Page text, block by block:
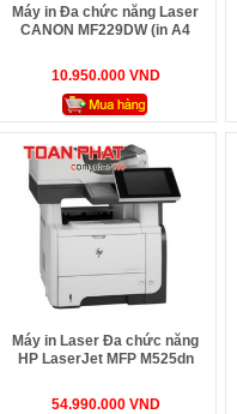
Máy in Đa chức năng Laser
CANON MF229DW (in A4
copy, fax)
10.950.000 VND
Máy in Laser Đa chức năng
HP LaserJet MFP M525dn
copy, Fax, tự động đảo mặt)
54.990.000 VND